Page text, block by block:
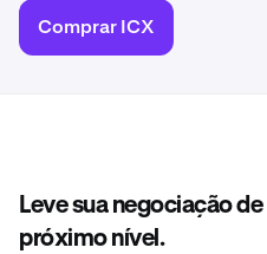
Comprar ICX
Leve sua negociação
próximo nível.